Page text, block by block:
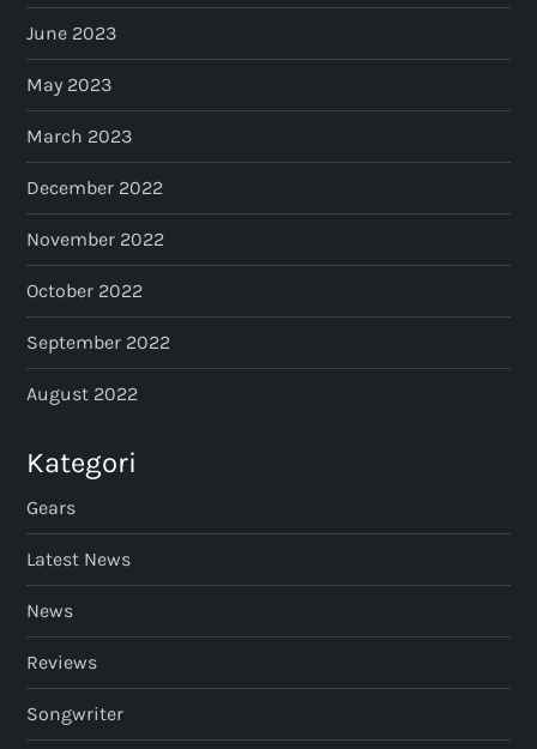
June 2023
May 2023
March 2023
December 2022
November 2022
October 2022
September 2022
August 2022
Kategori
Gears
Latest News
News
Reviews
Songwriter